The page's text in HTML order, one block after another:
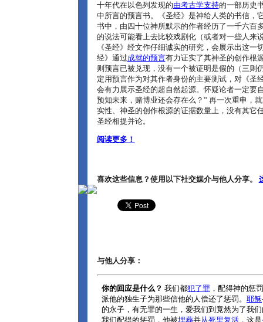
十年代在以色列发现的由考古学支持的一部历史
中所言的预言书。《圣经》是神给人类的书信，
书中，由四十位神所默示的作者经历了一千六百
的说法可能看上去比较戏剧化（或者对一些人来
《圣经》经文作仔细诚实的研究，会展示出这一
经》通过成就的预言有力证实了其神圣的创作根
则预言已被兑现，没有一个被证明是假的（三则
定用预言作为对其作者身份的主要测试，对《圣
会有力展示圣经的超自然起源。怀疑论者一定要
预知未来，赌博业还会存在么？” 再一次重申，
实性、神圣的创作根源的证据数量上，没有其它
圣经相提并论。
阅读更多！
喜欢这些信息？使用以下社交媒介与他人分享。
与他人分享：